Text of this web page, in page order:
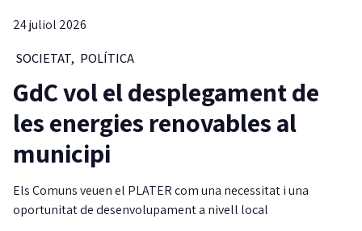
24 juliol 2026
SOCIETAT, POLÍTICA
GdC vol el desplegament de
les energies renovables al
municipi
Els Comuns veuen el PLATER com una necessitat i una
oportunitat de desenvolupament a nivell local